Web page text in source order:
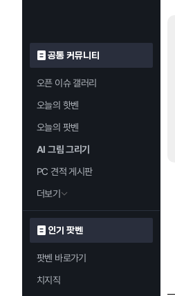
공통 커뮤니티
오픈 이슈 갤러리
오늘의 핫벤
오늘의 팟벤
AI 그림 그리기
PC 견적 게시판
더보기
인기 팟벤
팟벤 바로가기
치지직
나온거 10추 하니 올리자
인 40%글 존나 긁히네 씨발
로 쓰는 인방 하꼬 스트리머 박제합니다.
2판 ‘몬헌 와일즈’, 30~40fps 목표 추정
오브 리인카네이션 정보/공략글 모음
추암해수욕장